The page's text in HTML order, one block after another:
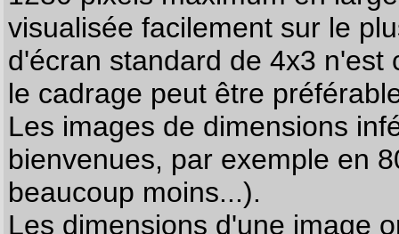
visualisée facilement sur le
d'écran standard de 4x3
le cadrage peut être
Les images de dimensions
bienvenues, par exemple en
beaucoup moins...).
Les dimensions d'une image